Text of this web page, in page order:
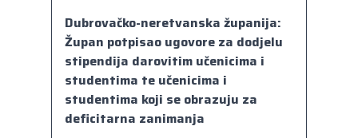
Dubrovačko-neretvanska županija:
Župan potpisao ugovore za dodjelu
stipendija darovitim učenicima i
studentima te učenicima i
studentima koji se obrazuju za
deficitarna zanimanja